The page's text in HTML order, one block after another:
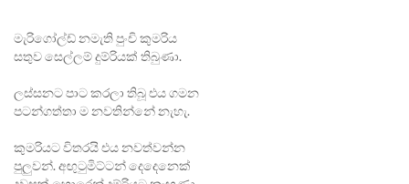
මැරිගෝල්ඩ් නමැති පුංචි කුමරිය
සතුව සෙල්ලම් දුම්රියක් තිබුණා.
ලස්සනට පාට කරලා තිබූ එය ගමන
පටන්ගත්තා ම නවතින්නේ නැහැ.
කුමරියට විතරයි එය නවත්වන්න
පුලුවන්. අඟුටුමිට්ටන් දෙදෙනෙක්